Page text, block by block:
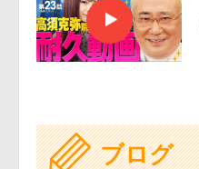
ブログ